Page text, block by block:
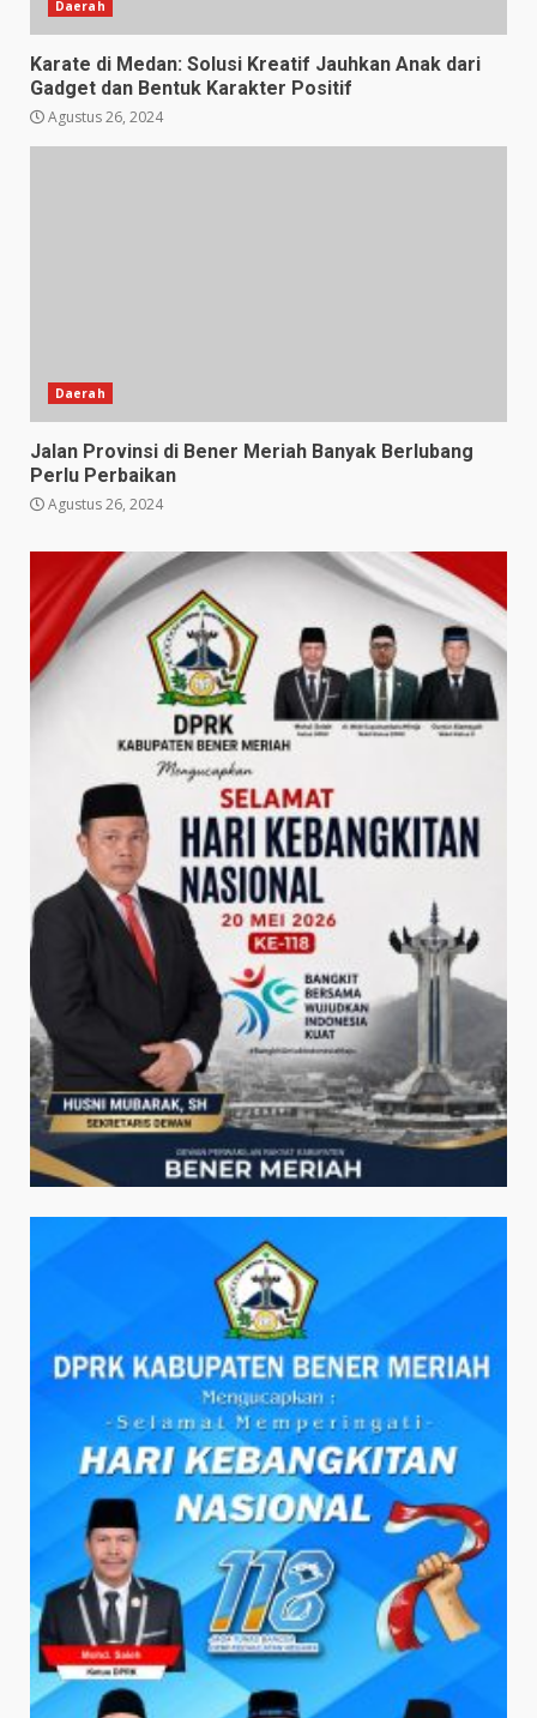
Daerah
Karate di Medan: Solusi Kreatif Jauhkan Anak dari
Gadget dan Bentuk Karakter Positif
Agustus 26, 2024
Daerah
Jalan Provinsi di Bener Meriah Banyak Berlubang
Perlu Perbaikan
Agustus 26, 2024